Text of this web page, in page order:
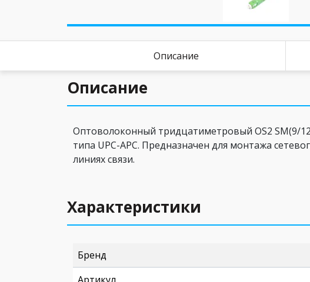
Описание
Описание
Оптоволоконный тридцатиметровый OS2 SM(9/
типа UPC-APC. Предназначен для монтажа
линиях связи.
Характеристики
Бренд